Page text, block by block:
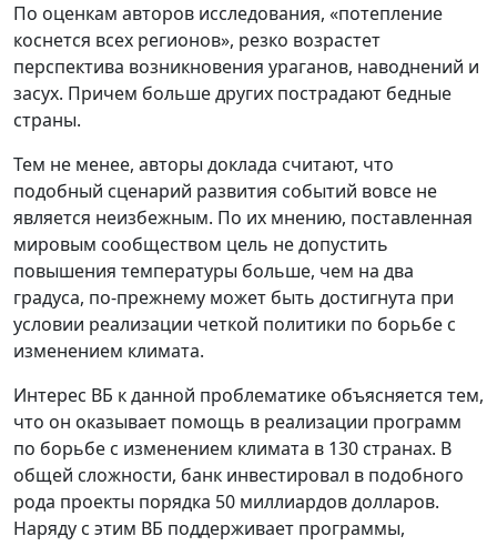
По оценкам авторов исследования, «потепление
коснется всех регионов», резко возрастет
перспектива возникновения ураганов, наводнений и
засух. Причем больше других пострадают бедные
страны.
Тем не менее, авторы доклада считают, что
подобный сценарий развития событий вовсе не
является неизбежным. По их мнению, поставленная
мировым сообществом цель не допустить
повышения температуры больше, чем на два
градуса, по-прежнему может быть достигнута при
условии реализации четкой политики по борьбе с
изменением климата.
Интерес ВБ к данной проблематике объясняется тем,
что он оказывает помощь в реализации программ
по борьбе с изменением климата в 130 странах. В
общей сложности, банк инвестировал в подобного
рода проекты порядка 50 миллиардов долларов.
Наряду с этим ВБ поддерживает программы,